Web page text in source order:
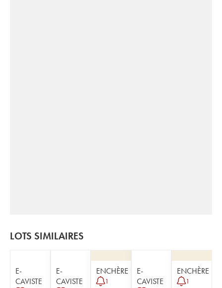
LOTS SIMILAIRES
E-
CAVISTE
E-
CAVISTE
ENCHÈRE
1
E-
CAVISTE
ENCHÈRE
1